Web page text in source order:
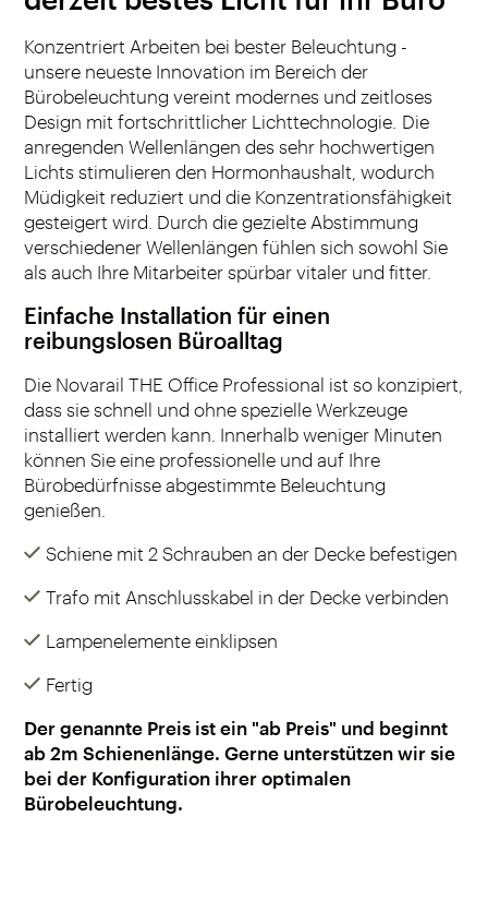
Konzentriert Arbeiten bei bester Beleuchtung -
unsere neueste Innovation im Bereich der
Bürobeleuchtung vereint modernes und zeitloses
Design mit fortschrittlicher Lichttechnologie. Die
anregenden Wellenlängen des sehr hochwertigen
Lichts stimulieren den Hormonhaushalt, wodurch
Müdigkeit reduziert und die Konzentrationsfähigkeit
gesteigert wird. Durch die gezielte Abstimmung
verschiedener Wellenlängen fühlen sich sowohl Sie
als auch Ihre Mitarbeiter spürbar vitaler und fitter.
Einfache Installation für einen
reibungslosen Büroalltag
Die Novarail THE Office Professional ist so konzipiert,
dass sie schnell und ohne spezielle Werkzeuge
installiert werden kann. Innerhalb weniger Minuten
können Sie eine professionelle und auf Ihre
Bürobedürfnisse abgestimmte Beleuchtung
genießen.
Schiene mit 2 Schrauben an der Decke befestigen
Trafo mit Anschlusskabel in der Decke verbinden
Lampenelemente einklipsen
Fertig
Der genannte Preis ist ein "ab Preis" und beginnt
ab 2m Schienenlänge. Gerne unterstützen wir sie
bei der Konfiguration ihrer optimalen
Bürobeleuchtung.